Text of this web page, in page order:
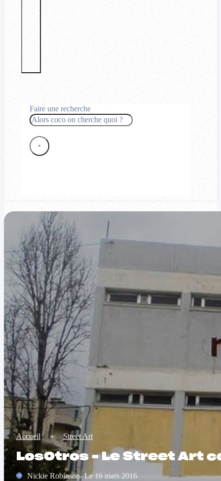
Faire une recherche
Rechercher
×
Accueil » Street Art
LosOtros – Le Street Art
Nickie Robinson- Le 16 mars 2016